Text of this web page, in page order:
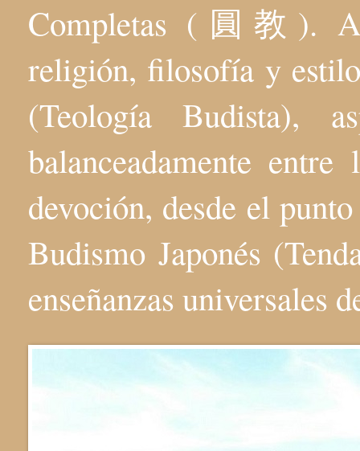
Completas (圓教).
religión, filosofía y
(Teología Budista),
balanceadamente
devoción, desde el
Budismo Japonés
enseñanzas universales